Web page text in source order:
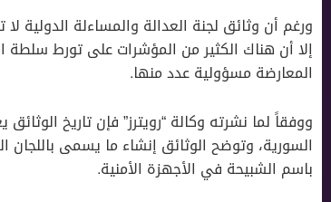
ورغم أن وثائق لجنة العدالة والمساءلة الدولية
إلا أن هناك الكثير من المؤشرات على تورط
المعارضة مسؤولية عدد منها.
السورية، وتوضح الوثائق إنشاء ما يسمى
باسم الشبيحة في الأجهزة الأمنية.